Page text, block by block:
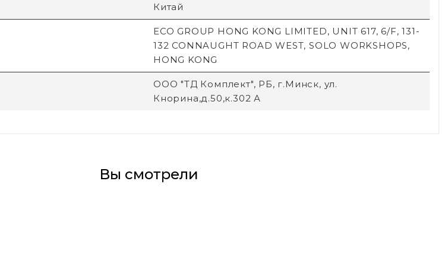
Китай
ECO GROUP HONG KONG LIMITED, UNIT 617, 6/F, 131-
132 CONNAUGHT ROAD WEST, SOLO WORKSHOPS,
HONG KONG
ООО "ТД Комплект", РБ, г.Минск, ул.
Кнорина,д.50,к.302 А
Вы смотрели